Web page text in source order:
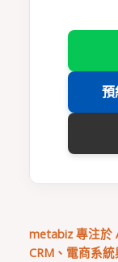
metabiz 專注於
CRM、電商系